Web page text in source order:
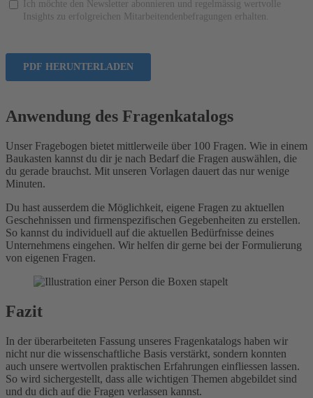
Anwendung des Fragenkatalogs
Unser Fragebogen bietet mittlerweile über 100 Fragen. Wie in einem
Baukasten kannst du dir je nach Bedarf die Fragen auswählen, die
du gerade brauchst. Mit unseren Vorlagen dauert das nur wenige
Minuten.
Du hast ausserdem die Möglichkeit, eigene Fragen zu aktuellen
Geschehnissen und firmenspezifischen Gegebenheiten zu erstellen.
So kannst du individuell auf die aktuellen Bedürfnisse deines
Unternehmens eingehen. Wir helfen dir gerne bei der Formulierung
von eigenen Fragen.
Fazit
In der überarbeiteten Fassung unseres Fragenkatalogs haben wir
nicht nur die wissenschaftliche Basis verstärkt, sondern konnten
auch unsere wertvollen praktischen Erfahrungen einfliessen lassen.
So wird sichergestellt, dass alle wichtigen Themen abgebildet sind
und du dich auf die Fragen verlassen kannst.